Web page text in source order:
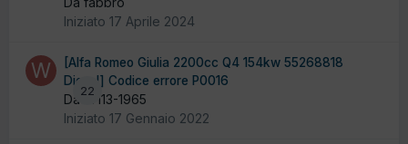
Iniziato 17 Aprile 2024
22
[Alfa Romeo Giulia 2200cc Q4 154kw 55268818
Diesel] Codice errore P0016
Da W113-1965
Iniziato 17 Gennaio 2022